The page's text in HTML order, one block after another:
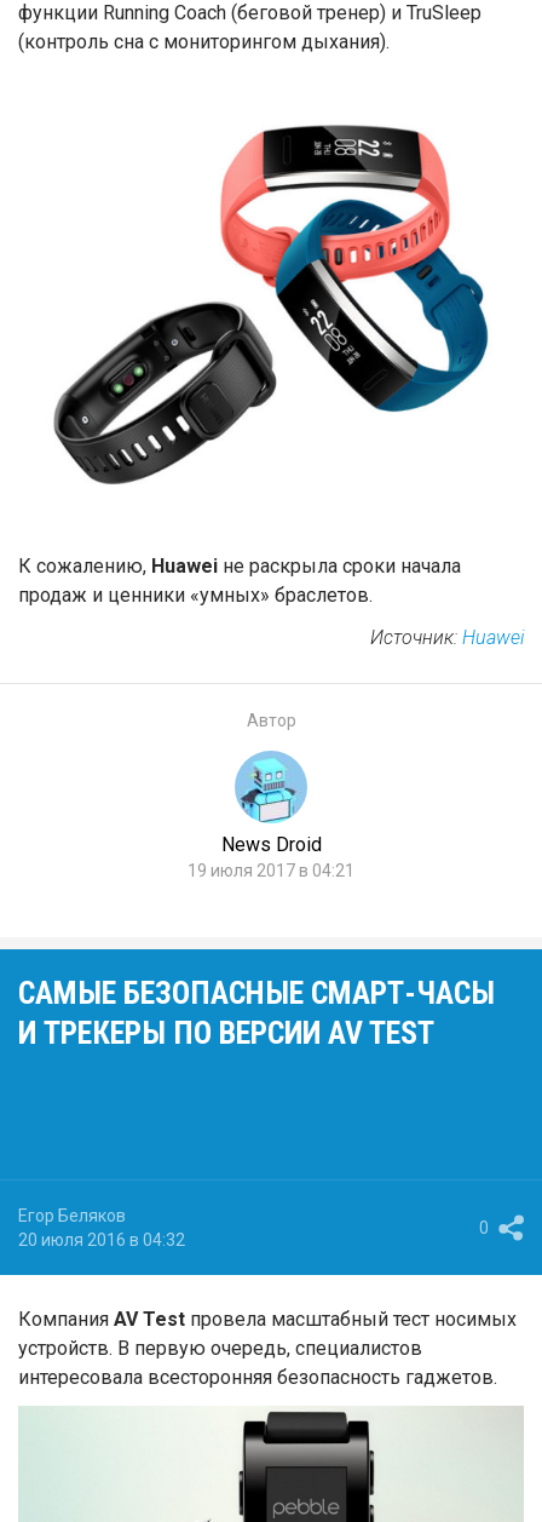
функции Running Coach (беговой тренер) и TruSleep
(контроль сна с мониторингом дыхания).
К сожалению, Huawei не раскрыла сроки начала
продаж и ценники «умных» браслетов.
Источник: Huawei
Автор
News Droid
19 июля 2017 в 04:21
САМЫЕ БЕЗОПАСНЫЕ СМАРТ-ЧАСЫ
И ТРЕКЕРЫ ПО ВЕРСИИ AV TEST
Егор Беляков
20 июля 2016 в 04:32
0
Компания AV Test провела масштабный тест носимых
устройств. В первую очередь, специалистов
интересовала всесторонняя безопасность гаджетов.